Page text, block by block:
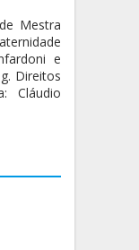
Mestra
e
Direitos
Cláudio